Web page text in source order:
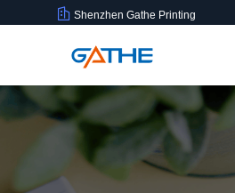
Shenzhen Gathe Printing